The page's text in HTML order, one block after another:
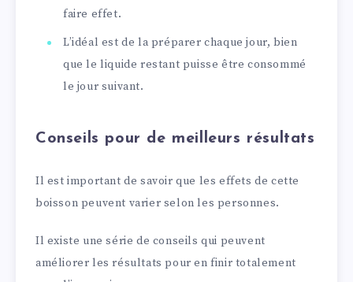
faire effet.
L’idéal est de la préparer chaque jour, bien
que le liquide restant puisse être consommé
le jour suivant.
Conseils pour de meilleurs résultats
Il est important de savoir que les effets de cette
boisson peuvent varier selon les personnes.
Il existe une série de conseils qui peuvent
améliorer les résultats pour en finir totalement